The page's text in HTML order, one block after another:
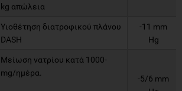
kg απώλεια
Υιοθέτηση διατροφικού πλάνου
DASH
-11 mm
Hg
Μείωση νατρίου κατά 1000-
mg/ημέρα.
-5/6 mm